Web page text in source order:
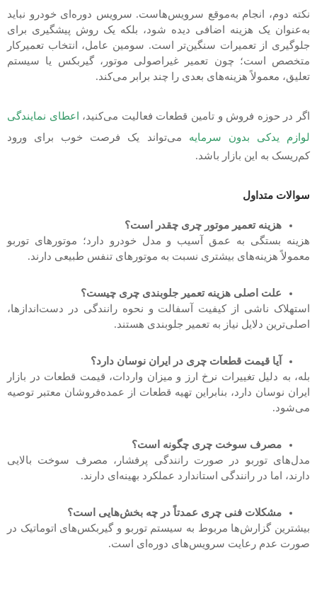
نکته دوم، انجام به‌موقع سرویس‌هاست. سرویس دوره‌ای خودرو نباید
به‌عنوان یک هزینه اضافی دیده شود، بلکه یک روش پیشگیری برای
جلوگیری از تعمیرات سنگین‌تر است. سومین عامل، انتخاب تعمیرکار
متخصص است؛ چون تعمیر غیراصولی موتور، گیربکس یا سیستم
تعلیق، معمولاً هزینه‌های بعدی را چند برابر می‌کند.
اگر در حوزه فروش و تامین قطعات فعالیت می‌کنید،
اعطای نمایندگی
لوازم یدکی بدون سرمایه می‌تواند یک فرصت خوب برای ورود
کم‌ریسک به این بازار باشد.
سوالات متداول
هزینه تعمیر موتور چری چقدر است؟
هزینه بستگی به عمق آسیب و مدل خودرو دارد؛ موتورهای توربو
معمولاً هزینه‌های بیشتری نسبت به موتورهای تنفس طبیعی دارند.
علت اصلی هزینه تعمیر جلوبندی چری چیست؟
استهلاک ناشی از کیفیت آسفالت و نحوه رانندگی در دست‌اندازها،
اصلی‌ترین دلایل نیاز به تعمیر جلوبندی هستند.
آیا قیمت قطعات چری در ایران نوسان دارد؟
بله، به دلیل تغییرات نرخ ارز و میزان واردات، قیمت قطعات در بازار
ایران نوسان دارد، بنابراین تهیه قطعات از عمده‌فروشان معتبر توصیه
می‌شود.
مصرف سوخت چری چگونه است؟
مدل‌های توربو در صورت رانندگی پرفشار، مصرف سوخت بالایی
دارند، اما در رانندگی استاندارد عملکرد بهینه‌ای دارند.
مشکلات فنی چری عمدتاً در چه بخش‌هایی است؟
بیشترین گزارش‌ها مربوط به سیستم توربو و گیربکس‌های اتوماتیک در
صورت عدم رعایت سرویس‌های دوره‌ای است.